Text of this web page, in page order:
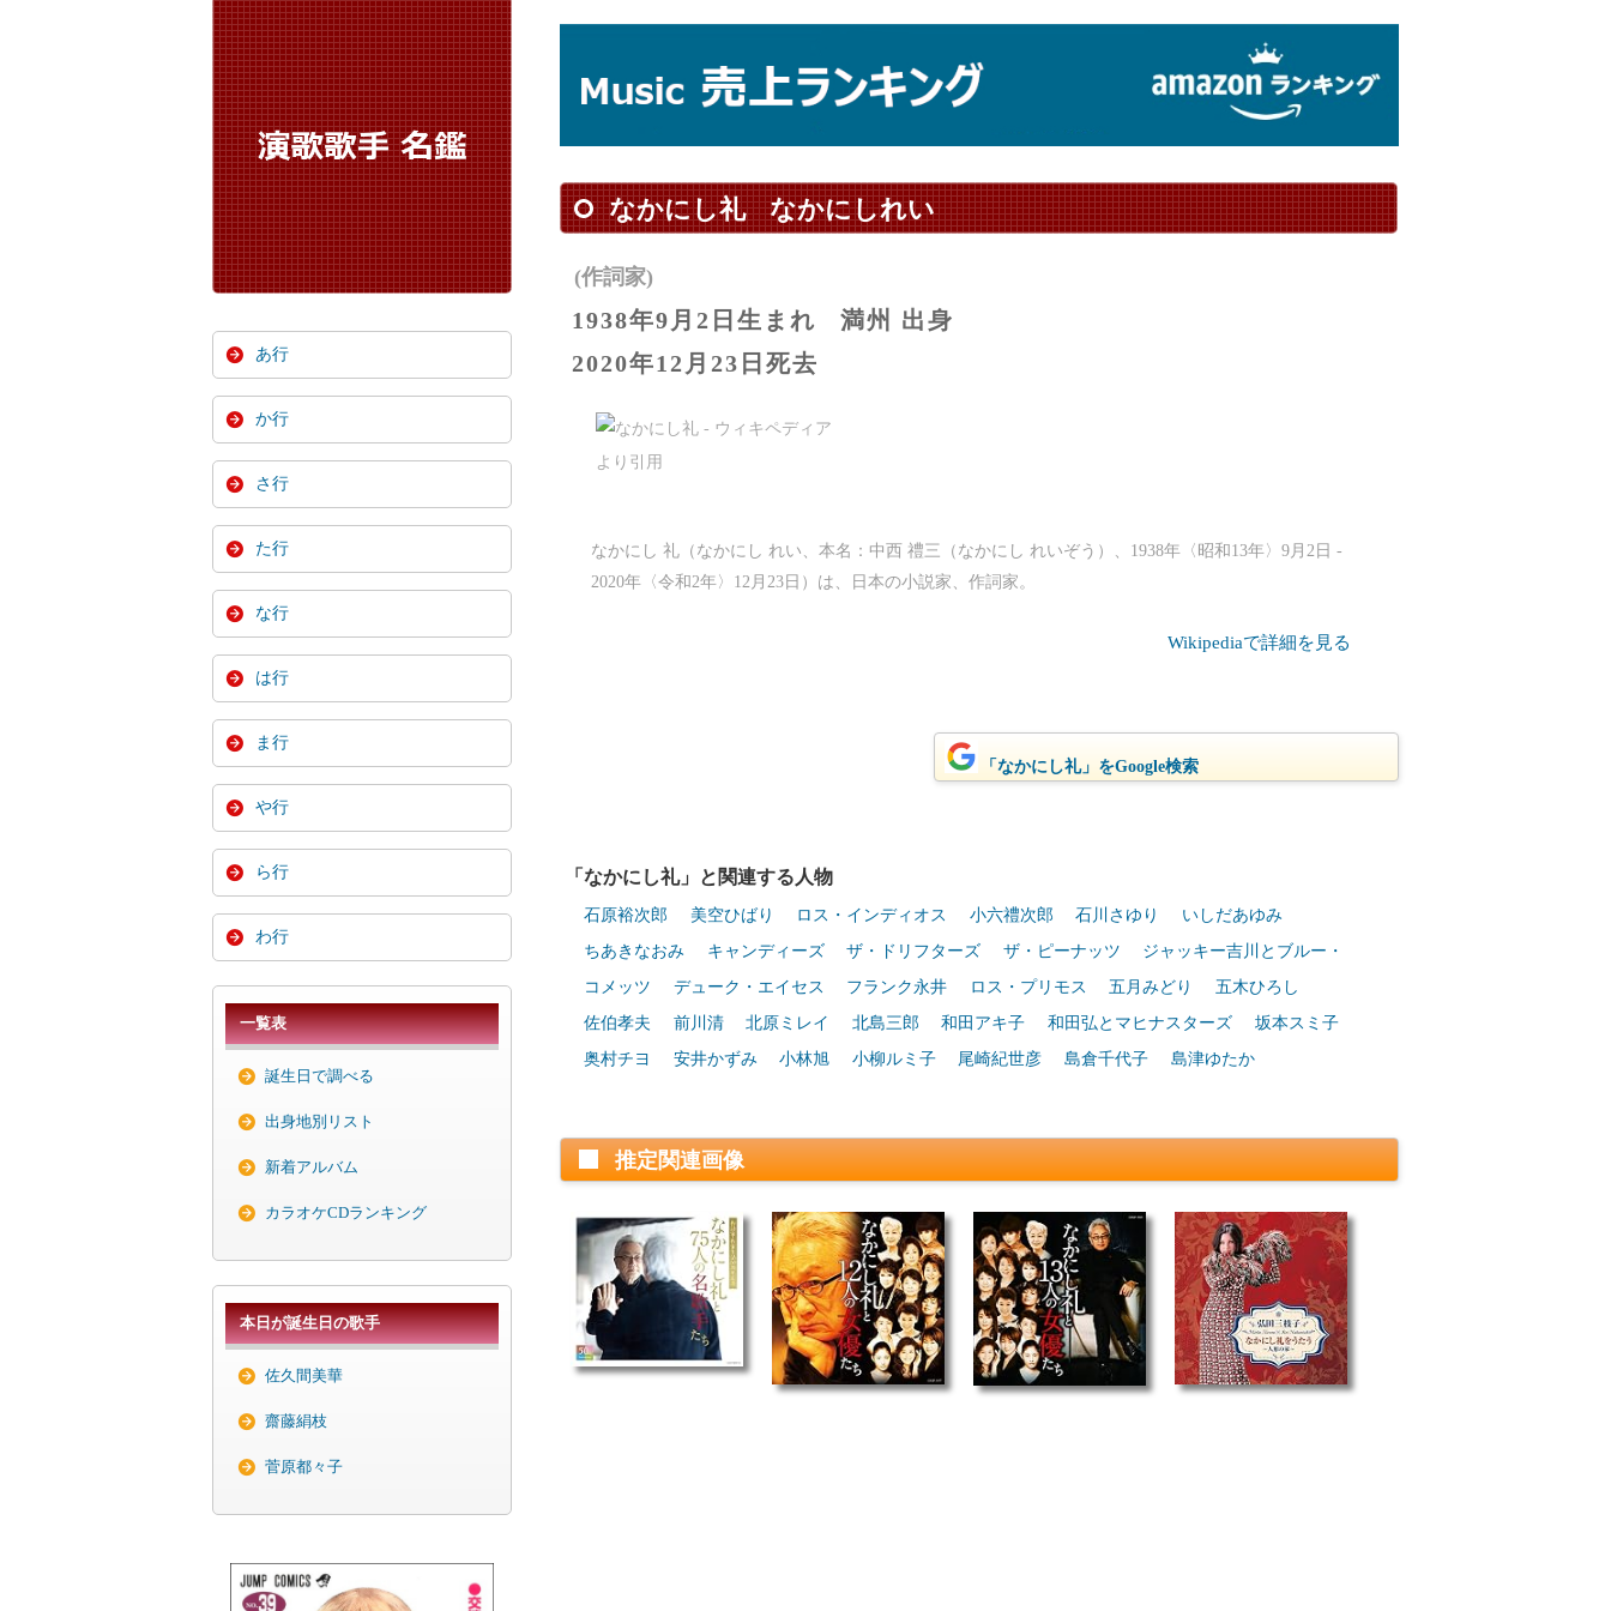
なかにし礼 なかにしれい
(作詞家)
1938年9月2日生まれ
満州 出身
2020年12月23日死去
なかにし 礼（なかにし れい、本名：中西 禮三（なかにし れいぞう）、1938年〈昭和13年〉9月2日 -
2020年〈令和2年〉12月23日）は、日本の小説家、作詞家。
Wikipediaで詳細を見る
「なかにし礼」をGoogle検索
「なかにし礼」と関連する人物
石原裕次郎 美空ひばり ロス・インディオス 小六禮次郎 石川さゆり
いしだあゆみ
ちあきなおみ
キャンディーズ ザ・ドリフターズ ザ・ピーナッツ
ジャッキー吉川とブルー・
コメッツ
デューク・エイセス フランク永井 ロス・プリモス 五月みどり
五木ひろし
佐伯孝夫
前川清 北原ミレイ 北島三郎 和田アキ子 和田弘とマヒナスターズ
坂本スミ子
奥村チヨ
安井かずみ 小林旭 小柳ルミ子 尾崎紀世彦 島倉千代子 島津ゆたか
推定関連画像
あ行
か行
さ行
た行
な行
は行
ま行
や行
ら行
わ行
一覧表
誕生日で調べる
出身地別リスト
新着アルバム
カラオケCDランキング
本日が誕生日の歌手
佐久間美華
齋藤絹枝
菅原都々子